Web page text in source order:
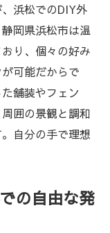
ダンな庭づく
のデザイン提
ングの楽し
はのライフス
浜松でのDIY外
岡県浜松市は温
り、個々の好み
可能だからで
舗装やフェン
囲の景観と調和
自分の手で理想
の自由な発